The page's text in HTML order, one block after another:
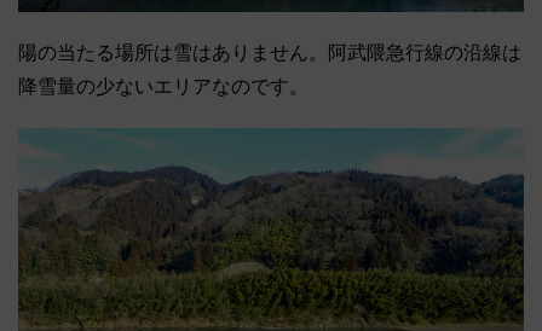
陽の当たる場所は雪はありません。阿武隈急行線の沿線は
降雪量の少ないエリアなのです。